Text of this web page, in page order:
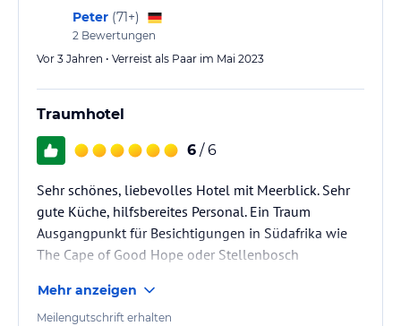
Peter (71+)
2 Bewertungen
Vor 3 Jahren • Verreist als Paar im Mai 2023
Traumhotel
6 / 6
Sehr schönes, liebevolles Hotel mit Meerblick. Sehr
gute Küche, hilfsbereites Personal. Ein Traum
Ausgangpunkt für Besichtigungen in Südafrika wie
The Cape of Good Hope oder Stellenbosch
Mehr anzeigen
Meilengutschrift erhalten